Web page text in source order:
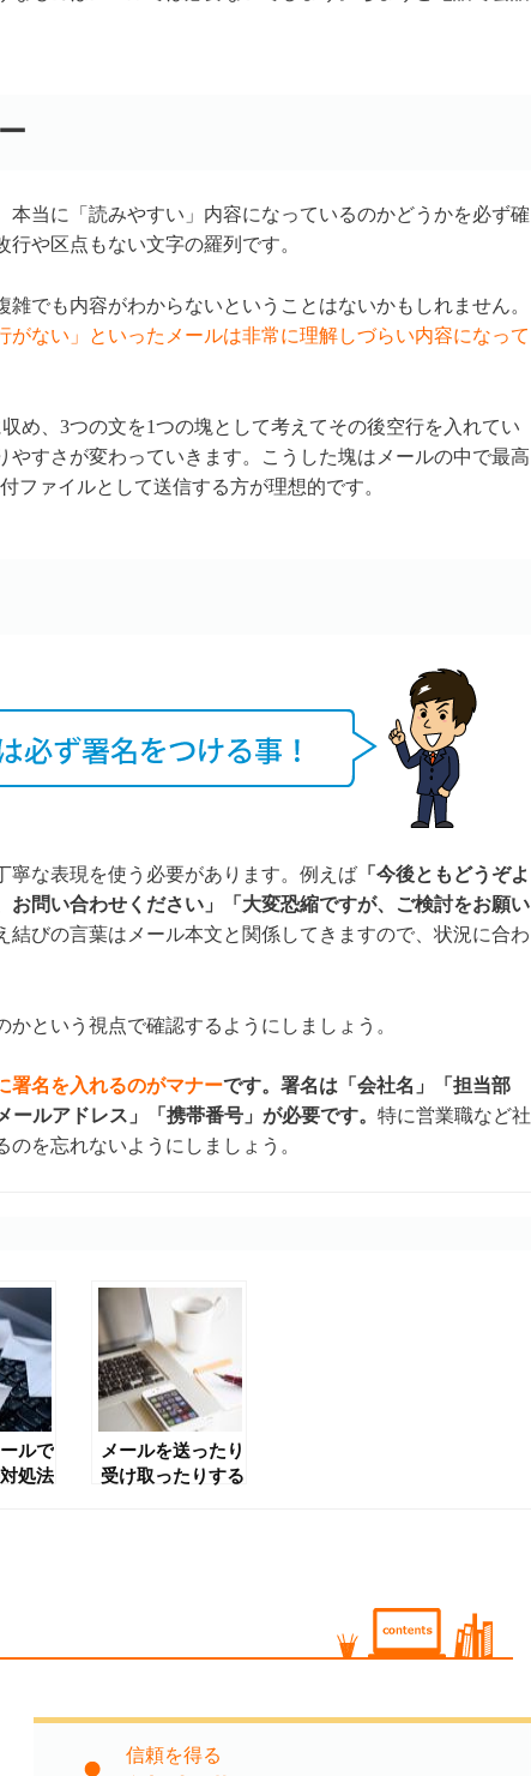
当に「読みやすい」内容になっているのかどうかを必ず確
や区点もない文字の羅列です。
でも内容がわからないということはないかもしれません。
がない」といったメールは非常に理解しづらい内容になって
め、3つの文を1つの塊として考えてその後空行を入れてい
すさが変わっていきます。こうした塊はメールの中で最高
ファイルとして送信する方が理想的です。
寧な表現を使う必要があります。例えば 「今後ともどうぞよ
問い合わせください」「大変恐縮ですが、ご検討をお願い
結びの言葉はメール本文と関係してきますので、状況に合わ
という視点で確認するようにしましょう。
署名を入れるのがマナーです。署名は「会社名」「担当部
ルアドレス」「携帯番号」が必要です。 特に営業職など社
を忘れないようにしましょう。
ルで
処法
メールを送ったり
受け取ったりする
信頼を得る